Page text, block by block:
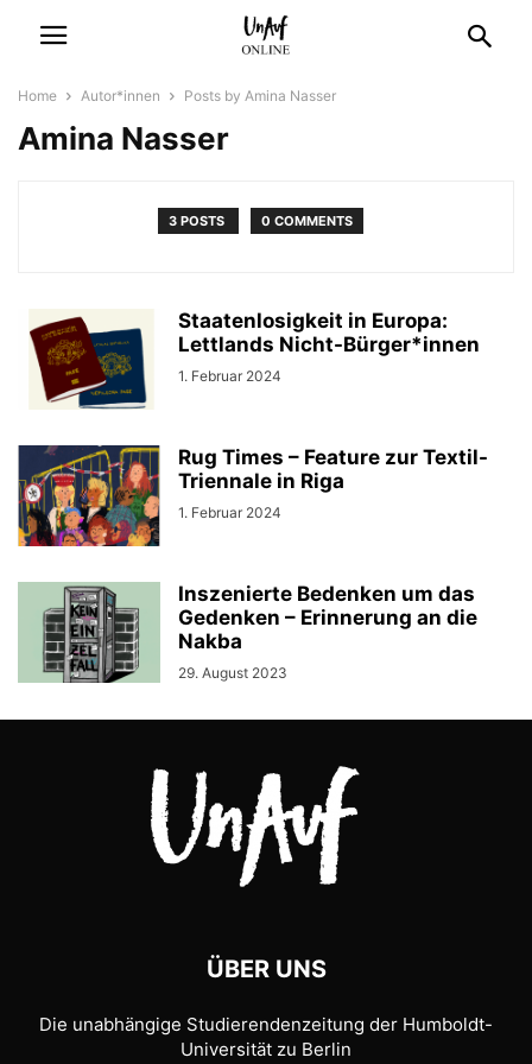
Home Autor*innen Posts by Amina Nasser
Amina Nasser
3 POSTS 0 COMMENTS
Staatenlosigkeit in Europa:
Lettlands Nicht-Bürger*innen
1. Februar 2024
Rug Times – Feature zur Textil-
Triennale in Riga
1. Februar 2024
Inszenierte Bedenken um das
Gedenken – Erinnerung an die
Nakba
29. August 2023
ÜBER UNS
Die unabhängige Studierendenzeitung der Humboldt-
Universität zu Berlin